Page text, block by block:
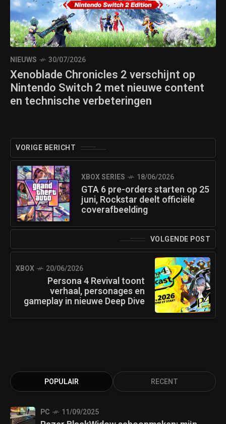
NIEUWS 30/07/2026
Xenoblade Chronicles 2 verschijnt op
Nintendo Switch 2 met nieuwe content
en technische verbeteringen
VORIGE BERICHT
XBOX SERIES 18/06/2026
GTA 6 pre-orders starten op 25
juni, Rockstar deelt officiële
coverafbeelding
VOLGENDE POST
XBOX 20/06/2026
Persona 4 Revival toont
verhaal, personages en
gameplay in nieuwe Deep Dive
POPULAIR RECENT
PC 11/09/2025